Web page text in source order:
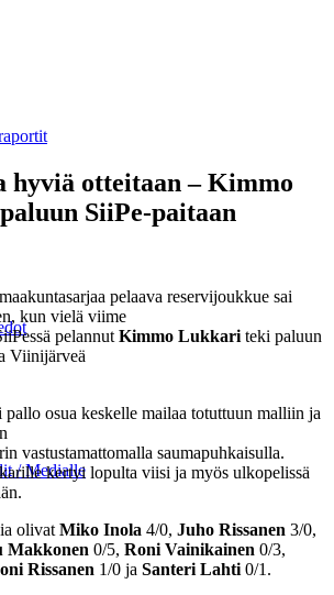
/ Medialle
hyviä otteitaan – Kimmo
SiiPe-paitaan
pelaava reservijoukkue sai
kun vielä viime
pelannut Kimmo Lukkari teki paluun
Viinijärveä
pallo osua keskelle mailaa totuttuun malliin ja
vastustamattomalla saumapuhkaisulla.
kertyi lopulta viisi ja myös ulkopelissä
olivat Miko Inola 4/0, Juho Rissanen 3/0,
Makkonen 0/5, Roni Vainikainen 0/3,
Rissanen 1/0 ja Santeri Lahti 0/1.